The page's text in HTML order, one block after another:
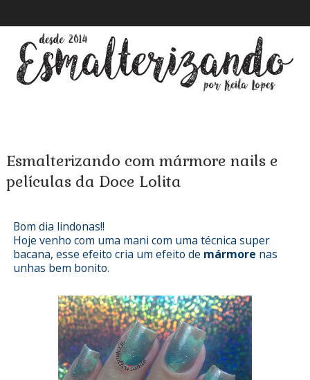
Esmalterizando com mármore nails e
películas da Doce Lolita
Bom dia lindonas!!
Hoje venho com uma mani com uma técnica super
bacana, esse efeito cria um efeito de mármore nas
unhas bem bonito.